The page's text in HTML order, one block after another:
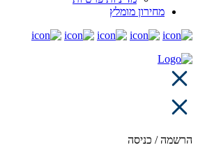
מחירון מומלץ
הרשמה / כניסה